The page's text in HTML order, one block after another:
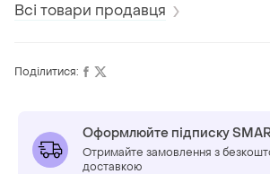
Всі товари продавця
Поділитися:
Оформлюйте підписку
Отримайте замовлення з
доставкою